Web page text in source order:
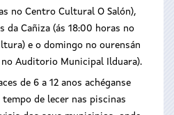
no Centro Cultural O Salón),
da Cañiza (ás 18:00 horas no
e o domingo no ourensán
no Auditorio Municipal Ilduara).
de 6 a 12 anos achéganse
de lecer nas piscinas